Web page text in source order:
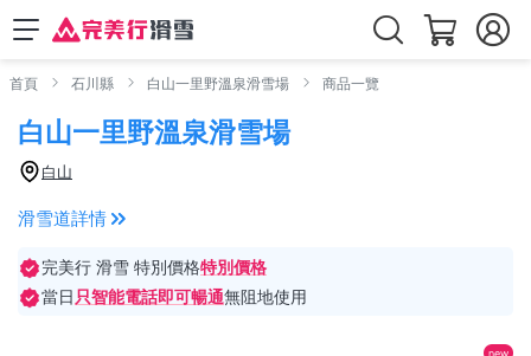
首頁 石川縣 白山一里野溫泉滑雪場 商品一覽
白山一里野溫泉滑雪場
白山
滑雪道詳情
完美行 滑雪 特別價格特別價格
當日 只智能電話即可暢通無阻地使用